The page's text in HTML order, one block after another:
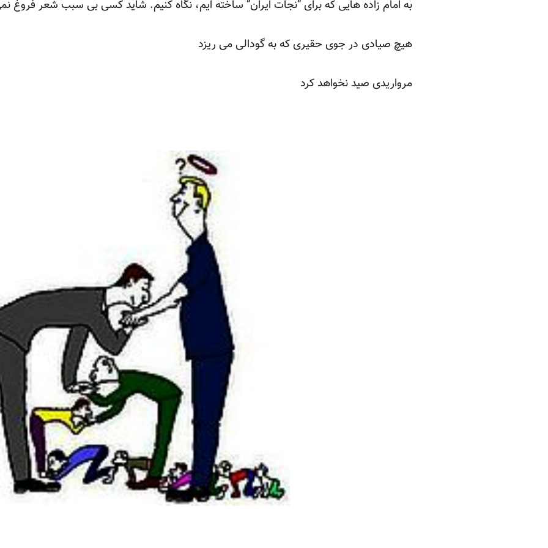
به امام زاده هایی که برای “نجات ایران” ساخته ایم، نگاه کنیم. شاید کسی بی سبب شعر فروغ
هیچ صیادی در جوی حقیری که به گودالی می ریزد
مرواریدی صید نخواهد کرد